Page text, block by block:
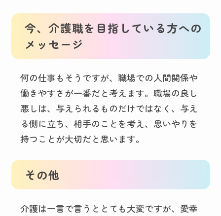
今、介護職を目指している方への
メッセージ
何の仕事もそうですが、職場での人間関係や
働きやすさが一番だと考えます。職場の良し
悪しは、与えられるものだけではなく、与え
る側に立ち、相手のことを考え、思いやりを
持つことが大切だと思います。
その他
介護は一言で言うととても大変ですが、愛幸